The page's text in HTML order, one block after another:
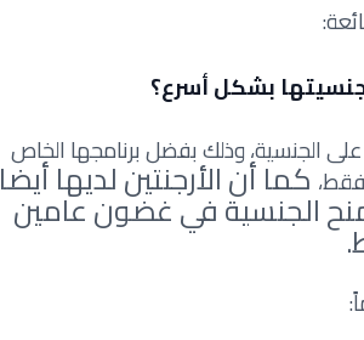
بشكل أسرع؟
الجنسية، وذلك بفضل برنامجها الخاص
كما أن الأرجنتين لديها أيضا
الجنسية في غضون عامين